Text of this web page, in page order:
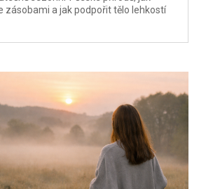
zásobami a jak podpořit tělo lehkostí